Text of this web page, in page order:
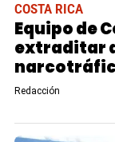
COSTA RICA
Equipo de
extraditar
Redacción